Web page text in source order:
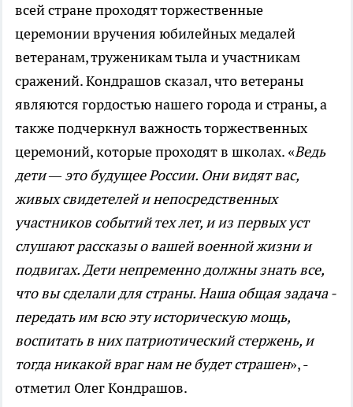
всей стране проходят торжественные
церемонии вручения юбилейных медалей
ветеранам, труженикам тыла и участникам
сражений. Кондрашов сказал, что ветераны
являются гордостью нашего города и страны, а
также подчеркнул важность торжественных
церемоний, которые проходят в школах. «Ведь
дети — это будущее России. Они видят вас,
живых свидетелей и непосредственных
участников событий тех лет, и из первых уст
слушают рассказы о вашей военной жизни и
подвигах. Дети непременно должны знать все,
что вы сделали для страны. Наша общая задача -
передать им всю эту историческую мощь,
воспитать в них патриотический стержень, и
тогда никакой враг нам не будет страшен», -
отметил Олег Кондрашов.